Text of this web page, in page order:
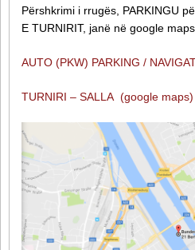
Përshkrimi i rrugës, PARKINGU
E TURNIRIT, janë në google
AUTO (PKW) PARKING /
TURNIRI – SALLA (google maps)